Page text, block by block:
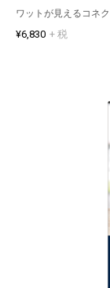
ワットが見えるコネ
¥6,830 + 税